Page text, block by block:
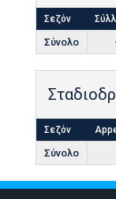
Σεζόν
Σύνολο
Σεζόν
Σύνολο